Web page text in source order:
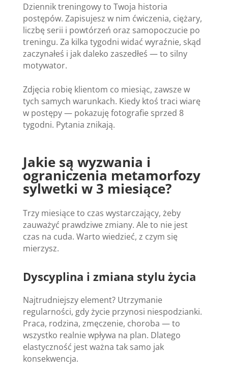
Dziennik treningowy to Twoja historia
postępów. Zapisujesz w nim ćwiczenia, ciężary,
liczbę serii i powtórzeń oraz samopoczucie po
treningu. Za kilka tygodni widać wyraźnie, skąd
zaczynałeś i jak daleko zaszedłeś — to silny
motywator.
Zdjęcia robię klientom co miesiąc, zawsze w
tych samych warunkach. Kiedy ktoś traci wiarę
w postępy — pokazuję fotografie sprzed 8
tygodni. Pytania znikają.
Jakie są wyzwania i
ograniczenia metamorfozy
sylwetki w 3 miesiące?
Trzy miesiące to czas wystarczający, żeby
zauważyć prawdziwe zmiany. Ale to nie jest
czas na cuda. Warto wiedzieć, z czym się
mierzysz.
Dyscyplina i zmiana stylu życia
Najtrudniejszy element? Utrzymanie
regularności, gdy życie przynosi niespodzianki.
Praca, rodzina, zmęczenie, choroba — to
wszystko realnie wpływa na plan. Dlatego
elastyczność jest ważna tak samo jak
konsekwencja.